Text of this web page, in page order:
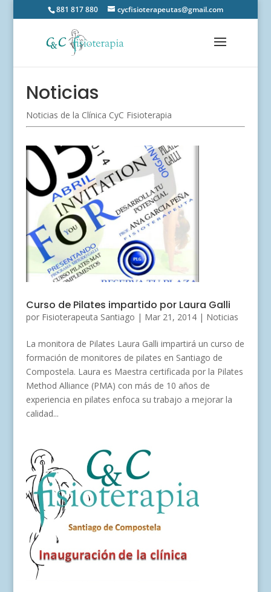
881 817 880 cycfisioterapeutas@gmail.com
Noticias
Noticias de la Clínica CyC Fisioterapia
Curso de Pilates impartido por Laura Galli
por Fisioterapeuta Santiago | Mar 21, 2014| Noticias
La monitora de Pilates Laura Galli impartirá un curso de
formación de monitores de pilates en Santiago de
Compostela. Laura es Maestra certificada por la Pilates
Method Alliance (PMA) con más de 10 años de
experiencia en pilates enfoca su trabajo a mejorar la
calidad...